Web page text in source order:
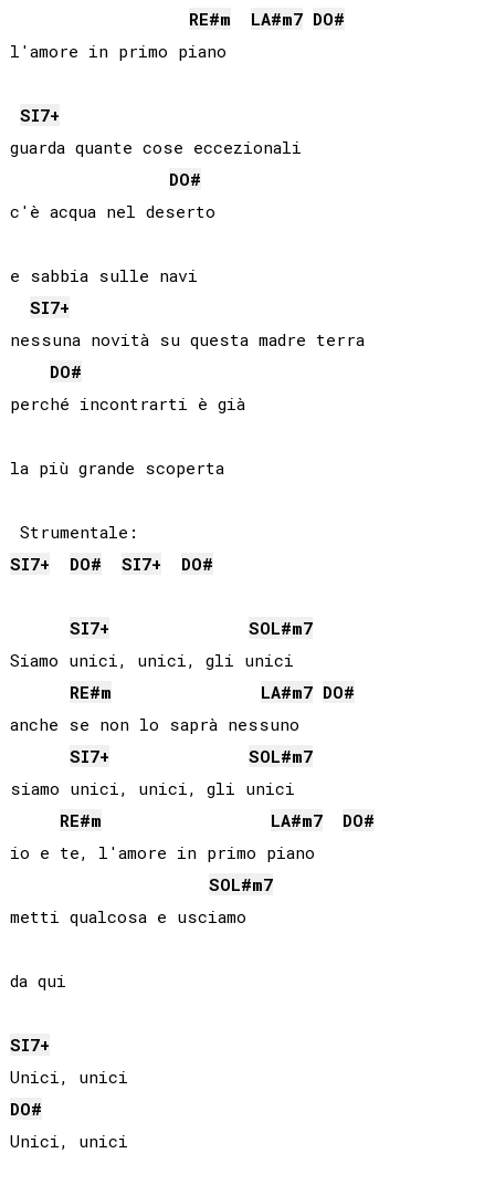
RE#m LA#m7 DO#
l'amore in primo piano
SI7+
guarda quante cose eccezionali
DO#
c'è acqua nel deserto
e sabbia sulle navi
SI7+
nessuna novità su questa madre terra
DO#
perché incontrarti è già
la più grande scoperta
SI7+ DO# SI7+ DO#
SI7+ SOL#m7
Siamo unici, unici, gli unici
RE#m LA#m7 DO#
anche se non lo saprà nessuno
SI7+ SOL#m7
siamo unici, unici, gli unici
RE#m LA#m7
DO#
io e te, l'amore in primo piano
SOL#m7
metti qualcosa e usciamo
da qui
SI7+
DO#
Unici, unici